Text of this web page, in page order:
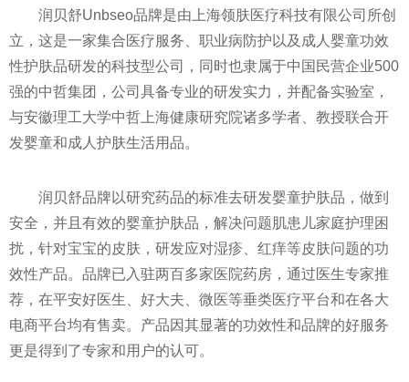
润贝舒Unbseo品牌是由上海领肤医疗科技有限公司所创
立，这是一家集合医疗服务、职业病防护以及成人婴童功效
性护肤品研发的科技型公司，同时也隶属于中国民营企业500
强的中哲集团，公司具备专业的研发实力，并配备实验室，
与安徽理工大学中哲上海健康研究院诸多学者、教授联合开
发婴童和成人护肤生活用品。
润贝舒品牌以研究药品的标准去研发婴童护肤品，做到
安全，并且有效的婴童护肤品，解决问题肌患儿家庭护理困
扰，针对宝宝的皮肤，研发应对湿疹、红痒等皮肤问题的功
效性产品。品牌已入驻两百多家医院药房，通过医生专家推
荐，在平安好医生、好大夫、微医等垂类医疗平台和在各大
电商平台均有售卖。产品因其显著的功效性和品牌的好服务
更是得到了专家和用户的认可。